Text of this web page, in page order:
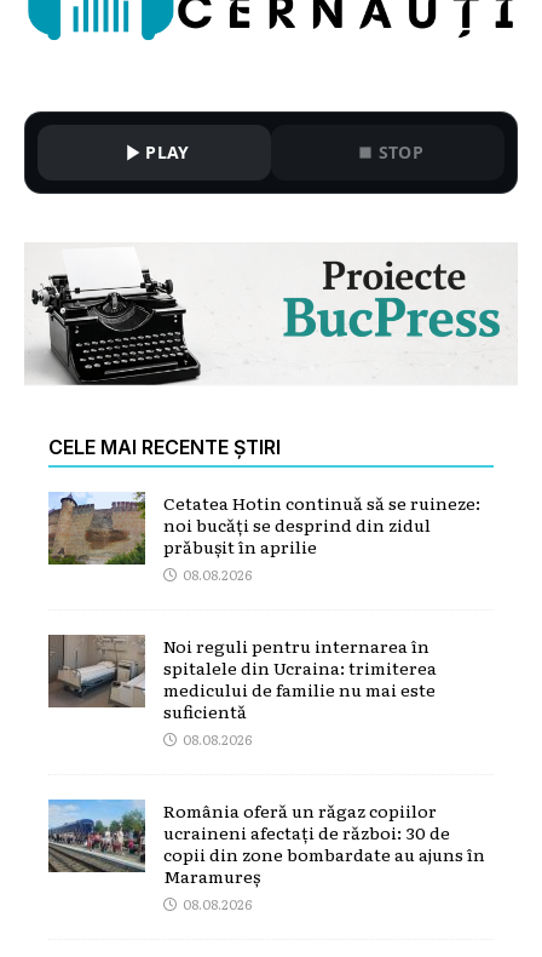
PLAY STOP
CELE MAI RECENTE ȘTIRI
Cetatea Hotin continuă să se ruineze:
noi bucăți se desprind din zidul
prăbușit în aprilie
08.08.2026
Noi reguli pentru internarea în
spitalele din Ucraina: trimiterea
medicului de familie nu mai este
suficientă
08.08.2026
România oferă un răgaz copiilor
ucraineni afectați de război: 30 de
copii din zone bombardate au ajuns în
Maramureș
08.08.2026